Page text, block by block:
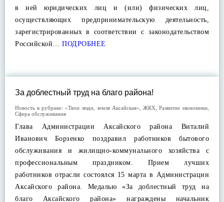
в ней юридических лиц и (или) физических лиц,
осуществляющих предпринимательскую деятельность,
зарегистрированных в соответствии с законодательством
Российской… ПОДРОБНЕЕ
За доблестный труд на благо района!
Новость в рубрике: «Твои люди, земля Аксайская» ЖКХ Развитие экономики
Сфера обслуживания
Глава Администрации Аксайского района Виталий
Иванович Борзенко поздравил работников бытового
обслуживания и жилищно-коммунального хозяйства с
профессиональным праздником. Прием лучших
работников отрасли состоялся 15 марта в Администрации
Аксайского района. Медалью «За доблестный труд на
благо Аксайского района» награждены начальник